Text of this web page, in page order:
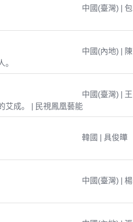
中國(臺灣) | 包
中國(內地) | 陳
。
中國(臺灣) | 王
艾成。 | 民視鳳凰藝能
韓國 | 具俊曄
中國(臺灣) | 楊